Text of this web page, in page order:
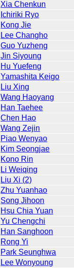
Xia Chenkun
Ichiriki Ryo
Kong Jie
Lee Changho
Guo Yuzheng
Jin Siyoung
Hu Yuefeng
Yamashita Keigo
Liu Xing
Wang Haoyang
Han Taehee
Chen Hao
Wang Zejin
Piao Wenyao
Kim Seongjae
Kono Rin
Li Weiqing
Liu Xi (2)
Zhu Yuanhao
Song Jihoon
Hsu Chia Yuan
Yu Chengchi
Han Sanghoon
Rong Yi
Park Seunghwa
Lee Wonyoung